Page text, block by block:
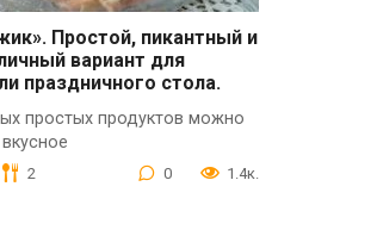
Простой, пикантный и
вариант для
праздничного стола.
простых продуктов можно
2 0 1.4к.